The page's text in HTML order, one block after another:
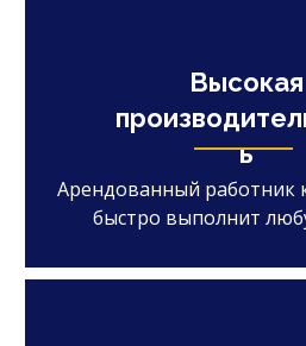
Высокая
ь
Арендованный работник
быстро выполнит